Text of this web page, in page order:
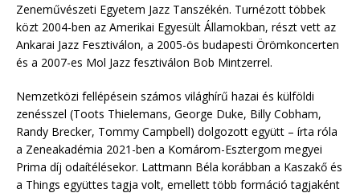
Zeneművészeti Egyetem Jazz Tanszékén. Turnézott többek
közt 2004-ben az Amerikai Egyesült Államokban, részt vett az
Ankarai Jazz Fesztiválon, a 2005-ös budapesti Örömkoncerten
és a 2007-es Mol Jazz fesztiválon Bob Mintzerrel.
Nemzetközi fellépésein számos világhírű hazai és külföldi
zenésszel (Toots Thielemans, George Duke, Billy Cobham,
Randy Brecker, Tommy Campbell) dolgozott együtt – írta róla
a Zeneakadémia 2021-ben a Komárom-Esztergom megyei
Prima díj odaítélésekor. Lattmann Béla korábban a Kaszakő és
a Things együttes tagja volt, emellett több formáció tagjaként